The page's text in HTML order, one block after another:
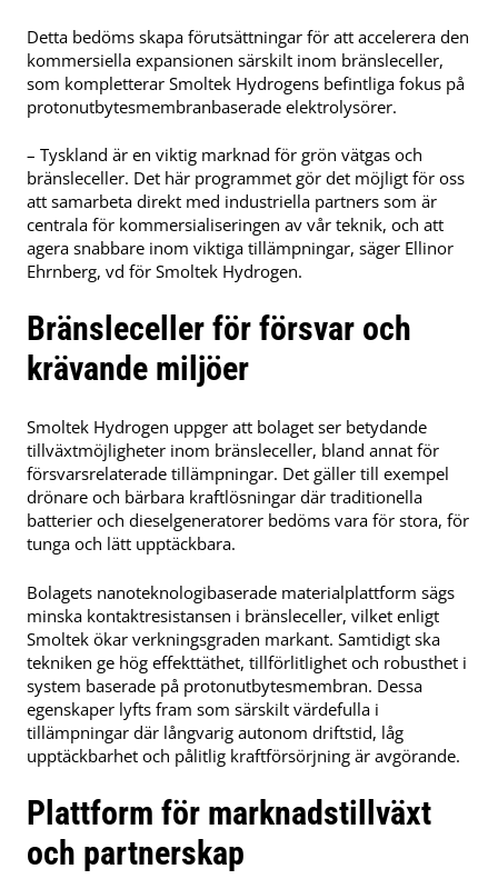
Detta bedöms skapa förutsättningar för att accelerera den
kommersiella expansionen särskilt inom bränsleceller,
som kompletterar Smoltek Hydrogens befintliga fokus på
protonutbytesmembranbaserade elektrolysörer.
– Tyskland är en viktig marknad för grön vätgas och
bränsleceller. Det här programmet gör det möjligt för oss
att samarbeta direkt med industriella partners som är
centrala för kommersialiseringen av vår teknik, och att
agera snabbare inom viktiga tillämpningar, säger Ellinor
Ehrnberg, vd för Smoltek Hydrogen.
Bränsleceller för försvar och
krävande miljöer
Smoltek Hydrogen uppger att bolaget ser betydande
tillväxtmöjligheter inom bränsleceller, bland annat för
försvarsrelaterade tillämpningar. Det gäller till exempel
drönare och bärbara kraftlösningar där traditionella
batterier och dieselgeneratorer bedöms vara för stora, för
tunga och lätt upptäckbara.
Bolagets nanoteknologibaserade materialplattform sägs
minska kontaktresistansen i bränsleceller, vilket enligt
Smoltek ökar verkningsgraden markant. Samtidigt ska
tekniken ge hög effekttäthet, tillförlitlighet och robusthet i
system baserade på protonutbytesmembran. Dessa
egenskaper lyfts fram som särskilt värdefulla i
tillämpningar där långvarig autonom driftstid, låg
upptäckbarhet och pålitlig kraftförsörjning är avgörande.
Plattform för marknadstillväxt
och partnerskap